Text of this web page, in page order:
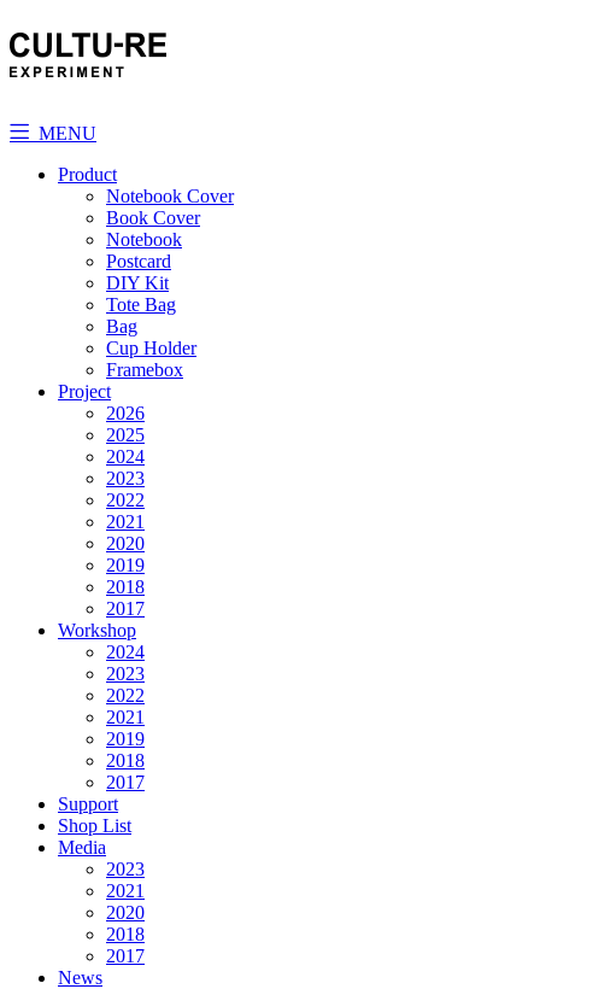
MENU
Product
Notebook Cover
Book Cover
Notebook
Postcard
DIY Kit
Tote Bag
Bag
Cup Holder
Framebox
Project
2026
2025
2024
2023
2022
2021
2020
2019
2018
2017
Workshop
2024
2023
2022
2021
2019
2018
2017
Support
Shop List
Media
2023
2021
2020
2018
2017
News